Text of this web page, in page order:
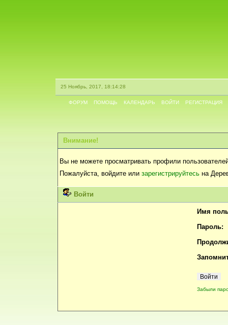
25 Ноябрь, 2017, 18:14:28
ФОРУМ ПОМОЩЬ КАЛЕНДАРЬ ВОЙТИ РЕГИСТРАЦИЯ
Внимание!
Вы не можете просматривать профили
Пожалуйста, войдите или зарегистрируйтесь на
Войти
Имя
Пароль:
Забыли